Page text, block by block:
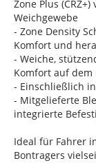
Zone Plus
Weichgewebe
- Zone Density
Komfort und
- Weiche,
Komfort auf dem
- Einschließlich
- Mitgelieferte
integrierte
Ideal für Fahrer
Bontragers